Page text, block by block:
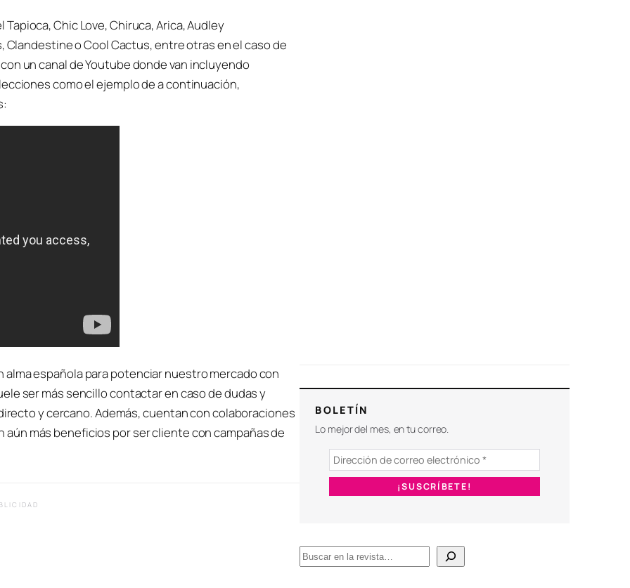
Chic Love, Chiruca, Arica, Audley
Clandestine o Cool Cactus, entre otras en el caso de
un canal de Youtube donde van incluyendo
como el ejemplo de a continuación,
española para potenciar nuestro mercado con
ser más sencillo contactar en caso de dudas y
y cercano. Además, cuentan con colaboraciones
más beneficios por ser cliente con campañas de
BOLETÍN
Lo mejor del mes, en tu correo.
B